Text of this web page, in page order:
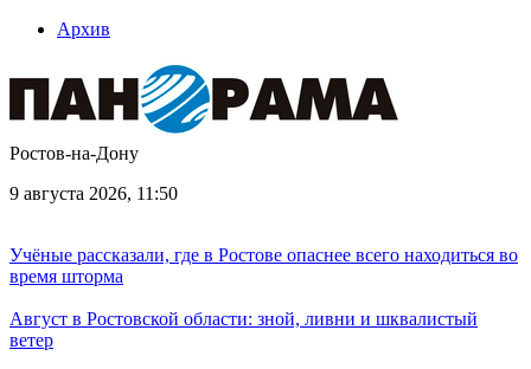
Архив
Ростов-на-Дону
9 августа 2026, 11:50
Учёные рассказали, где в Ростове опаснее всего находиться во
время шторма
Август в Ростовской области: зной, ливни и шквалистый
ветер